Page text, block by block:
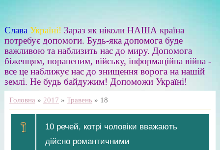
Слава Україні! Зараз як ніколи НАША країна
потребує допомоги. Будь-яка допомога буде
важливою та наблизить нас до миру. Допомога
біженцям, пораненим, війську, інформаційна війна -
все це наближує нас до знищення ворога на нашій
землі. Не будь байдужим! Допоможи Україні!
Головна » 2017 » Травень » 18
10 речей, котрі чоловіки вважають
дійсно романтичними